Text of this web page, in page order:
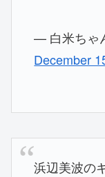
— 白米ちゃ
December
浜辺美波の